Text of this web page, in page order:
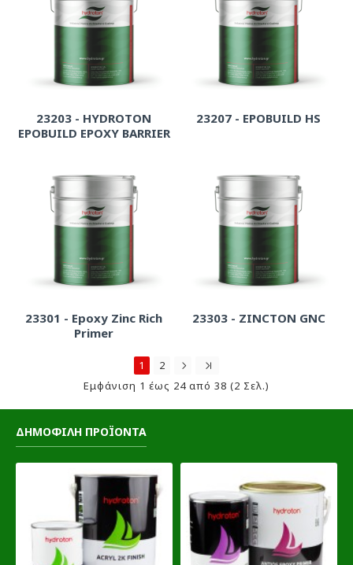
23203 - HYDROTON
EPOBUILD EPOXY BARRIER
23207 - EPOBUILD HS
23301 - Epoxy Zinc Rich
Primer
23303 - ZINCTON GNC
1
2
Εμφάνιση 1 έως 24 από 38 (2 Σελ.)
ΔΗΜΟΦΙΛΗ ΠΡΟΪΟΝΤΑ